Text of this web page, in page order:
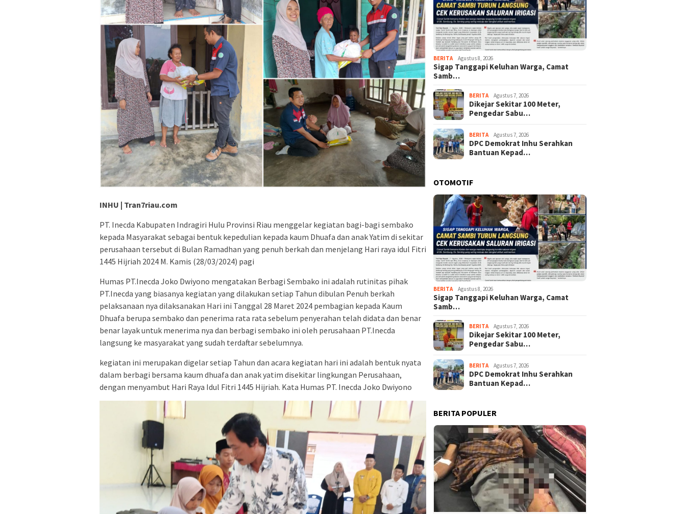
INHU | Tran7riau.com
PT. Inecda Kabupaten Indragiri Hulu Provinsi Riau menggelar kegiatan bagi-bagi sembako
kepada Masyarakat sebagai bentuk kepedulian kepada kaum Dhuafa dan anak Yatim di sekitar
perusahaan tersebut di Bulan Ramadhan yang penuh berkah dan menjelang Hari raya idul Fitri
1445 Hijriah 2024 M. Kamis (28/03/2024) pagi
Humas PT.Inecda Joko Dwiyono mengatakan Berbagi Sembako ini adalah rutinitas pihak
PT.Inecda yang biasanya kegiatan yang dilakukan setiap Tahun dibulan Penuh berkah
pelaksanaan nya dilaksanakan Hari ini Tanggal 28 Maret 2024 pembagian kepada Kaum
Dhuafa berupa sembako dan penerima rata rata sebelum penyerahan telah didata dan benar
benar layak untuk menerima nya dan berbagi sembako ini oleh perusahaan PT.Inecda
langsung ke masyarakat yang sudah terdaftar sebelumnya.
kegiatan ini merupakan digelar setiap Tahun dan acara kegiatan hari ini adalah bentuk nyata
dalam berbagi bersama kaum dhuafa dan anak yatim disekitar lingkungan Perusahaan,
dengan menyambut Hari Raya Idul Fitri 1445 Hijriah. Kata Humas PT. Inecda Joko Dwiyono
BERITA Agustus 8, 2026
Sigap Tanggapi Keluhan Warga, Camat
Samb…
BERITA Agustus 7, 2026
Dikejar Sekitar 100 Meter,
Pengedar Sabu…
BERITA Agustus 7, 2026
DPC Demokrat Inhu Serahkan
Bantuan Kepad…
OTOMOTIF
BERITA Agustus 8, 2026
Sigap Tanggapi Keluhan Warga, Camat
Samb…
BERITA Agustus 7, 2026
Dikejar Sekitar 100 Meter,
Pengedar Sabu…
BERITA Agustus 7, 2026
DPC Demokrat Inhu Serahkan
Bantuan Kepad…
BERITA POPULER